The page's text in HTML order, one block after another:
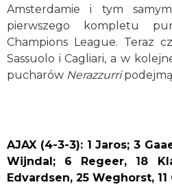
Amsterdamie i tym
pierwszego kompletu
Champions League. Teraz
Sassuolo i Cagliari, a w
pucharów Nerazzurri
AJAX (4-3-3): 1 Jaros; 3
Wijndal; 6 Regeer, 18
Edvardsen, 25 Weghorst, 11